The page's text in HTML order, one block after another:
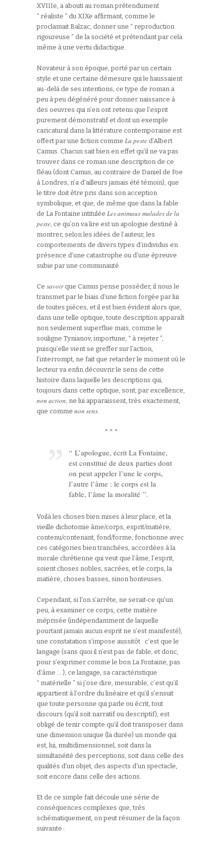
XVIIIe, a abouti au roman prétendument
“ réaliste ” du XIXe affirmant, comme le
proclamait Balzac, donner une “ reproduction
rigoureuse ” de la société et prétendant par cela
même à une vertu didactique.
Novateur à son époque, porté par un certain
style et une certaine démesure qui le haussaient
au-delà de ses intentions, ce type de roman a
peu à peu dégénéré pour donner naissance à
des oeuvres qui n’en ont retenu que l’esprit
purement démonstratif et dont un exemple
caricatural dans la littérature contemporaine est
offert par une fiction comme La peste d’Albert
Camus. Chacun sait bien en effet qu’il ne va pas
trouver dans ce roman une description de ce
fléau (dont Camus, au contraire de Daniel de Foe
à Londres, n’a d’ailleurs jamais été témoin), que
le titre doit être pris dans son acception
symbolique, et que, de même que dans la fable
de La Fontaine intitulée Les animaux malades de la
peste, ce qu’on va lire est un apologue destiné à
montrer, selon les idées de l’auteur, les
comportements de divers types d’individus en
présence d’une catastrophe ou d’une épreuve
subie par une communauté.
Ce savoirque Camus pense posséder, il nous le
transmet par le biais d’une fiction forgée par lui
de toutes pièces, et il est bien évident alors que,
dans une telle optique, toute description apparaît
non seulement superflue mais, comme le
souligne Tynianov, importune, “ à rejeter ”,
puisqu’elle vient se greffer sur l’action,
l’interrompt, ne fait que retarder le moment où le
lecteur va enfin découvrir le sens de cette
histoire dans laquelle les descriptions qui,
toujours dans cette optique, sont, par excellence,
non action, ne lui apparaissent, très exactement,
que comme non sens.
* * *
“ L’apologue, écrit La Fontaine,
est constitué de deux parties dont
on peut appeler l’une le corps,
l’autre l’âme : le corps est la
fable, l’âme la moralité ”.
Voilà les choses bien mises à leur place, et la
vieille dichotomie âme/corps, esprit/matière,
contenu/contenant, fond/forme, fonctionne avec
ces catégories bien tranchées, accordées à la
morale chrétienne qui veut que l’âme, l’esprit,
soient choses nobles, sacrées, et le corps, la
matière, choses basses, sinon honteuses.
Cependant, si l’on s’arrête, ne serait‑ce qu’un
peu, à examiner ce corps, cette matière
méprisée (indépendamment de laquelle
pourtant jamais aucun esprit ne s’est manifesté),
une constatation s’impose aussitôt : c’est que le
langage (sans quoi il n’est pas de fable, et donc,
pour s’exprimer comme le bon La Fontaine, pas
d’âme … ), ce langage, sa caractéristique
“ matérielle ” si j’ose dire, mesurable, c’est qu’il
appartient à l’ordre du linéaire et qu’il s’ensuit
que toute personne qui parle ou écrit, tout
discours (qu’il soit narratif ou descriptif), est
obligé de tenir compte qu’il doit transposer dans
une dimension unique (la durée) un monde qui
est, lui, multidimensionnel, soit dans la
simultanéité des perceptions, soit dans celle des
qualités d’un objet, des aspects d’un spectacle,
soit encore dans celle des actions.
Et de ce simple fait découle une série de
conséquences complexes que, très
schématiquement, on peut résumer de la façon
suivante :